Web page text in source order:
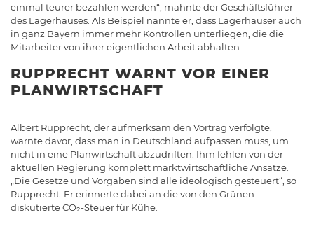
einmal teurer bezahlen werden“, mahnte der Geschäftsführer
des Lagerhauses. Als Beispiel nannte er, dass Lagerhäuser auch
in ganz Bayern immer mehr Kontrollen unterliegen, die die
Mitarbeiter von ihrer eigentlichen Arbeit abhalten.
RUPPRECHT WARNT VOR EINER
PLANWIRTSCHAFT
Albert Rupprecht, der aufmerksam den Vortrag verfolgte,
warnte davor, dass man in Deutschland aufpassen muss, um
nicht in eine Planwirtschaft abzudriften. Ihm fehlen von der
aktuellen Regierung komplett marktwirtschaftliche Ansätze.
„Die Gesetze und Vorgaben sind alle ideologisch gesteuert“, so
Rupprecht. Er erinnerte dabei an die von den Grünen
diskutierte CO₂-Steuer für Kühe.